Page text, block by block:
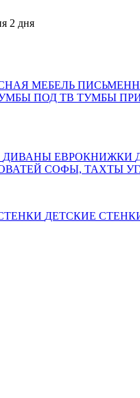
МЕБЕЛЬ
ПОД ТВ ТУМБЫ
ДИВАНЫ ЕВРОКНИЖКИ
СОФЫ, ТАХТЫ
ДЕТСКИЕ